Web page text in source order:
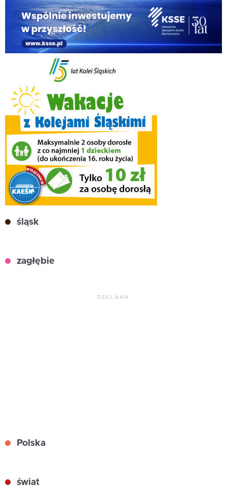
śląsk
zagłębie
REKLAMA
Polska
świat